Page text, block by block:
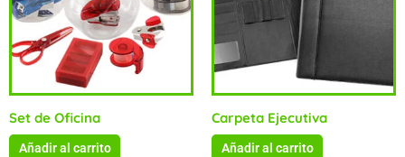
Set de Oficina
Añadir al carrito
Carpeta Ejecutiva
Añadir al carrito